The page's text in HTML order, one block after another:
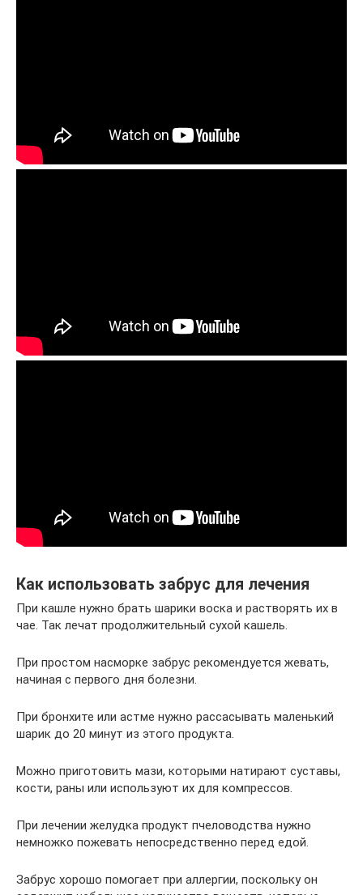
Как использовать забрус для лечения
При кашле нужно брать шарики воска и растворять их в
чае. Так лечат продолжительный сухой кашель.
При простом насморке забрус рекомендуется жевать,
начиная с первого дня болезни.
При бронхите или астме нужно рассасывать маленький
шарик до 20 минут из этого продукта.
Можно приготовить мази, которыми натирают суставы,
кости, раны или используют их для компрессов.
При лечении желудка продукт пчеловодства нужно
немножко пожевать непосредственно перед едой.
Забрус хорошо помогает при аллергии, поскольку он